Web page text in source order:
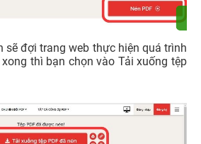
sẽ đợi trang web thực hiện quá trình
thì bạn chọn vào Tải xuống tệp